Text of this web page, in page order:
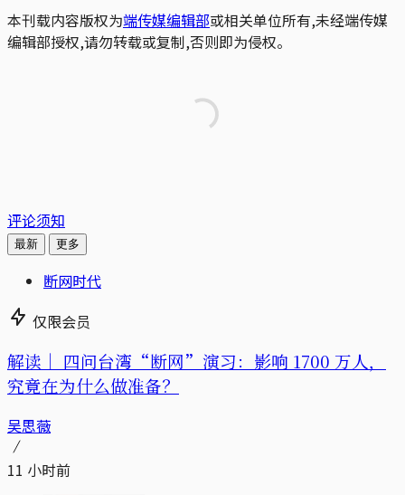
本刊载内容版权为端传媒编辑部或相关单位所有,未经端传媒
编辑部授权,请勿转载或复制,否则即为侵权。
评论须知
最新 更多
断网时代
仅限会员
解读｜ 四问台湾“断网”演习：影响 1700 万人，
究竟在为什么做准备？
吴思薇
11 小时前